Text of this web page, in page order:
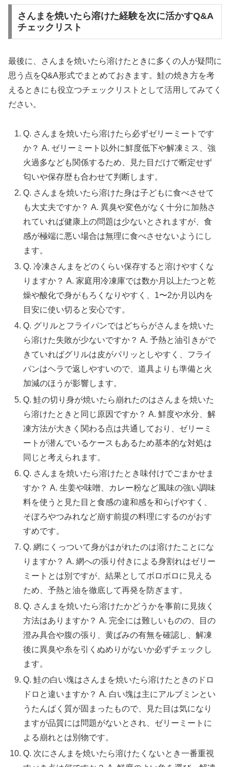
さんまを焼いたら溶けた経験を次に活かすQ&A
チェックリスト
最後に、さんまを焼いたら溶けたときに多くの人が疑問に
思う点をQ&A形式でまとめておきます。鮭の焼き方を考
えるときにも役立つチェックリストとして活用してみてく
ださい。
Q. さんまを焼いたら溶けたら必ずゼリーミートです
か？ A. ゼリーミート以外に鮮度低下や解凍ミス、強
火過多なども関係するため、見た目だけで断定せず
匂いや保存歴も合わせて判断します。
Q. さんまを焼いたら溶けた身は子どもに食べさせて
も大丈夫ですか？ A. 異臭や変色がなく十分に加熱さ
れていれば健康上の問題は少ないとされますが、食
感が極端に悪い場合は無理に食べさせないようにし
ます。
Q. 冷凍さんまをどのくらい保存すると溶けやすくな
りますか？ A. 家庭用冷凍庫では数か月以上たつと乾
燥や酸化で身がもろくなりやすく、1〜2か月以内を
目安に使い切ると安心です。
Q. グリルとフライパンではどちらがさんまを焼いた
ら溶けた失敗が少ないですか？ A. 予熱と油引きがで
きていればグリルは皮がパリッとしやすく、フライ
パンはヘラで返しやすいので、道具よりも準備と火
加減のほうが影響します。
Q. 鮭の切り身が焼いたら崩れたのはさんまを焼いた
ら溶けたときと同じ原因ですか？ A. 鮮度や水分、解
凍方法が大きく関わる点は共通しており、ゼリーミ
ートが潜んでいるケースもあるため基本的な対処は
同じと考えられます。
Q. さんまを焼いたら溶けたとき味付けでごまかせま
すか？ A. 生姜や味噌、カレー粉など風味の強い調味
料を使うと見た目と食感の違和感を和らげやすく、
そぼろやつみれなど崩す前提の料理にするのがおす
すめです。
Q. 網にくっついて身がはがれたのは溶けたことにな
りますか？ A. 網への張り付きによる身割れはゼリー
ミートとは別ですが、結果としてボロボロに見える
ため、予熱と油を徹底して再発を防ぎます。
Q. さんまを焼いたら溶けたかどうかを事前に見抜く
方法はありますか？ A. 完全には難しいものの、目の
澄み具合や腹の張り、黄ばみの有無を確認し、解凍
後に異臭や糸を引くぬめりがないか必ずチェックし
ます。
Q. 鮭の白い塊はさんまを焼いたら溶けたときのドロ
ドロと違いますか？ A. 白い塊は主にアルブミンとい
うたんぱく質が固まったもので、見た目は気になり
ますが品質には問題がないとされ、ゼリーミートに
よる崩れとは別物です。
Q. 次にさんまを焼いたら溶けたくないとき一番重視